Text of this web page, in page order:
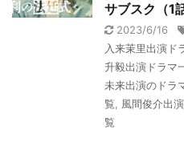
サブスク（1
2023/6/16
入来茉里出演ド
升毅出演ドラマ
未来出演のドラ
覧
風間俊介出
覧